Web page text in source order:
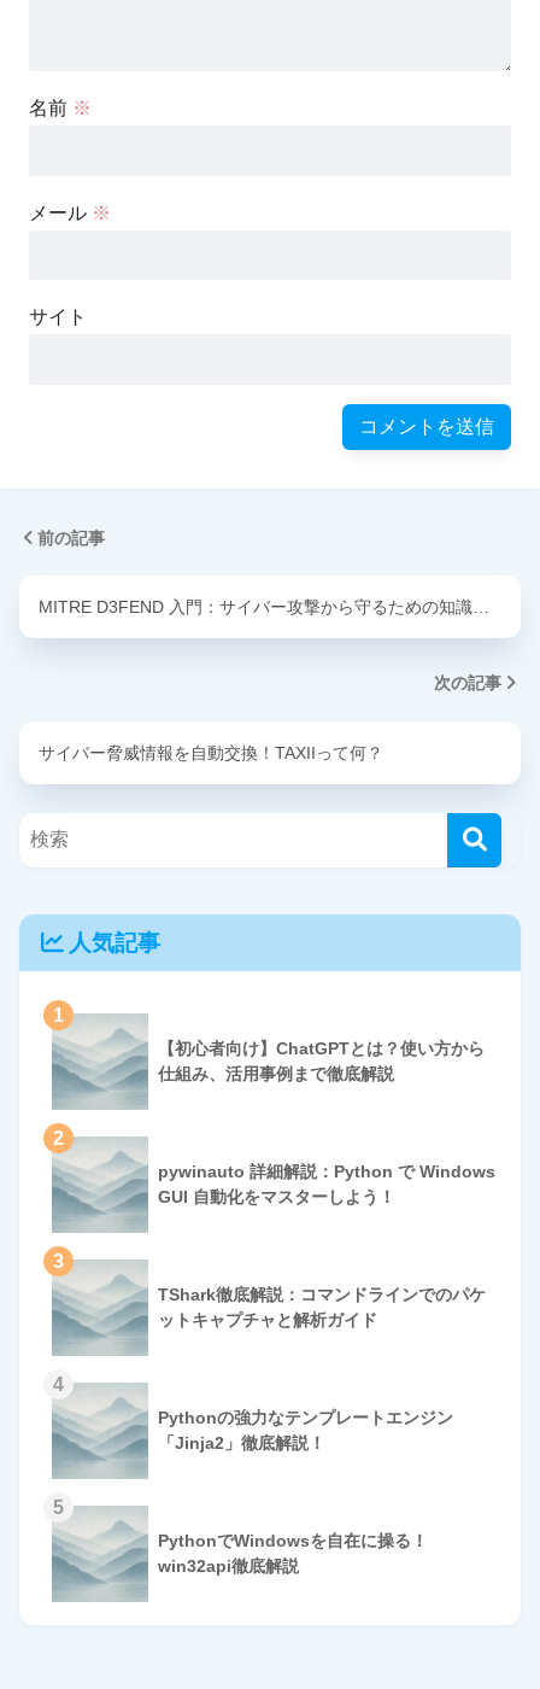
名前 ※
メール ※
サイト
前の記事
MITRE D3FEND 入門：サイバー攻撃から守るための知識…
次の記事
サイバー脅威情報を自動交換！TAXIIって何？
人気記事
1
【初心者向け】ChatGPTとは？使い方から
仕組み、活用事例まで徹底解説
2
pywinauto 詳細解説：Python で Windows
GUI 自動化をマスターしよう！
3
TShark徹底解説：コマンドラインでのパケ
ットキャプチャと解析ガイド
4
Pythonの強力なテンプレートエンジン
「Jinja2」徹底解説！
5
PythonでWindowsを自在に操る！
win32api徹底解説